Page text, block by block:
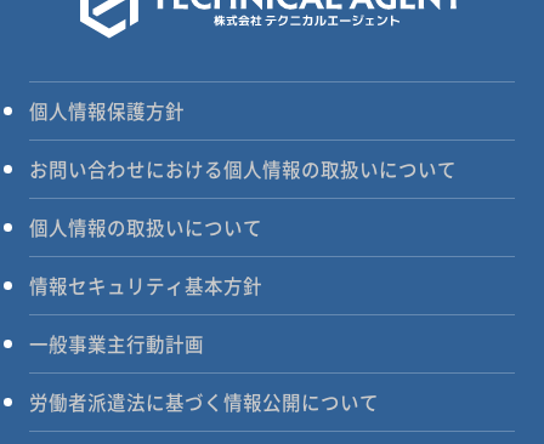
個人情報保護方針
お問い合わせにおける個人情報の取扱いについて
個人情報の取扱いについて
情報セキュリティ基本方針
一般事業主行動計画
労働者派遣法に基づく情報公開について